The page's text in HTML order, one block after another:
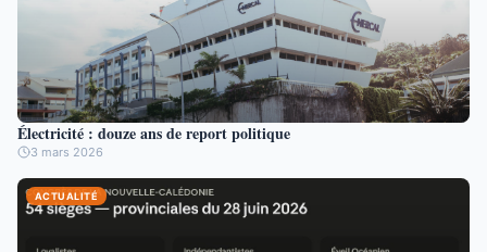
Électricité : douze ans de report politique
3 mars 2026
ACTUALITÉ